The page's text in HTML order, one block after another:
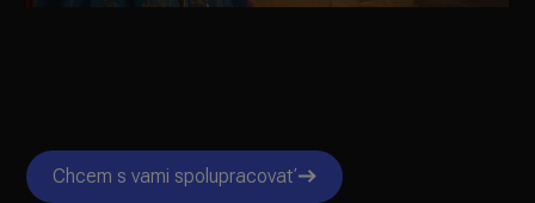
Chcem s vami spolupracovať